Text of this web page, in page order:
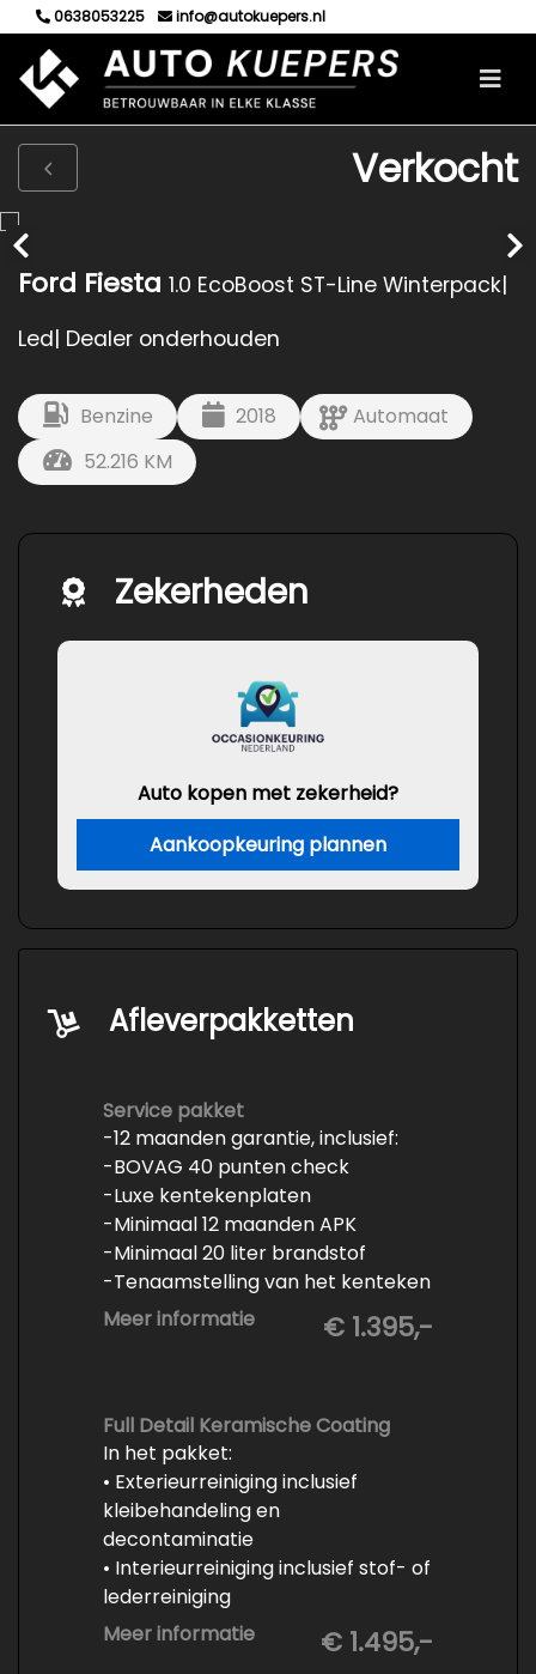
0638053225 info@autokuepers.nl
Verkocht
Ford Fiesta 1.0 EcoBoost ST-Line Winterpack|
Led| Dealer onderhouden
Benzine 2018
Automaat
52.216 KM
Zekerheden
Auto kopen met zekerheid?
Aankoopkeuring plannen
Afleverpakketten
Service pakket
-12 maanden garantie, inclusief:
-BOVAG 40 punten check
-Luxe kentekenplaten
-Minimaal 12 maanden APK
-Minimaal 20 liter brandstof
-Tenaamstelling van het kenteken
-Vrijwaren van de inruilauto
polijsten
Meer informatie € 1.395,-
Full Detail Keramische Coating
In het pakket:
• Exterieurreiniging inclusief
kleibehandeling en
decontaminatie
• Interieurreiniging inclusief stof- of
lederreiniging
• 3-staps lakcorrectie
• Keramische Coating (+/- 5 jaar)
Meer informatie € 1.495,-